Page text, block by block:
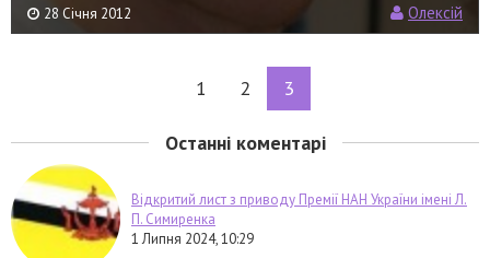
28 Січня 2012 Олексій
1 2 3
Останні коментарі
Відкритий лист з приводу Премії НАН України імені Л.
П. Симиренка
1 Липня 2024, 10:29